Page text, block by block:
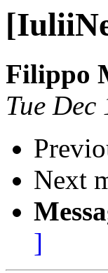
Filippo
Tue
Next
]